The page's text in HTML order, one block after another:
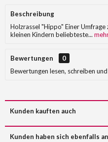
Beschreibung
Holzrassel "Hippo" Einer
kleinen Kindern beliebteste...
Bewertungen
0
Bewertungen lesen, schreiben
Kunden kauften auch
Kunden haben sich ebenfalls